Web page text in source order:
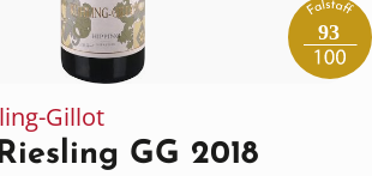
93
Gillot
GG 2018